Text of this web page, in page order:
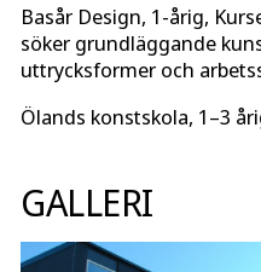
Basår Design, 1-årig,
söker grundläggande
uttrycksformer och
Ölands konstskola, 1–3
GALLERI